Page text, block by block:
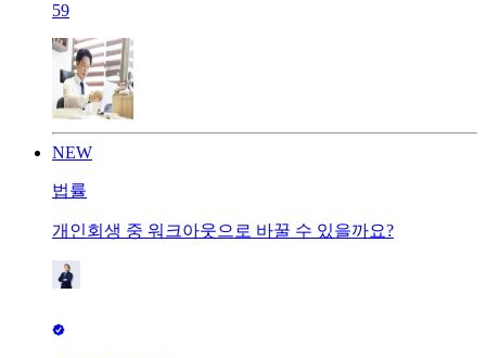
59
NEW
법률
개인회생 중 워크아웃으로 바꿀 수 있을까요?